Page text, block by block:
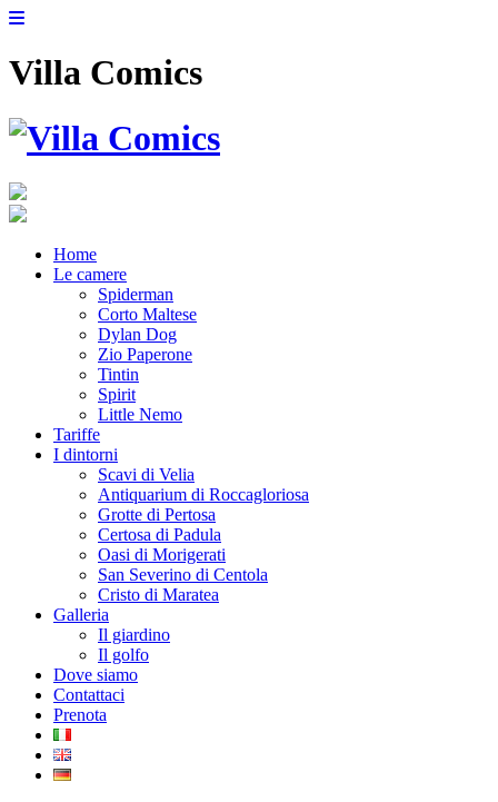
Villa Comics
Home
Le camere
Spiderman
Corto Maltese
Dylan Dog
Zio Paperone
Tintin
Spirit
Little Nemo
Tariffe
I dintorni
Scavi di Velia
Antiquarium di Roccagloriosa
Grotte di Pertosa
Certosa di Padula
Oasi di Morigerati
San Severino di Centola
Cristo di Maratea
Galleria
Il giardino
Il golfo
Dove siamo
Contattaci
Prenota